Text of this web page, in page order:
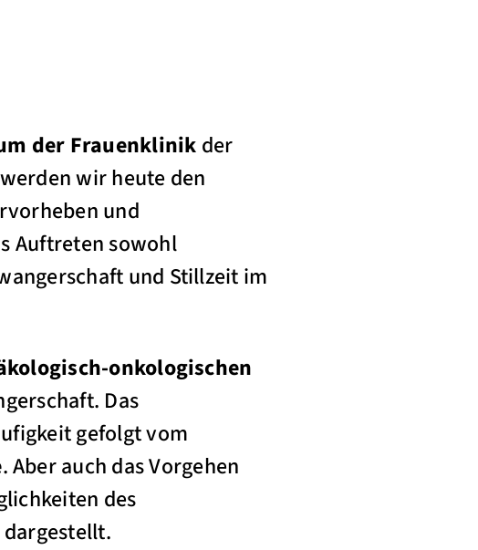
der Frauenklinik der
wir heute den
und
Auftreten sowohl
und Stillzeit im
onkologischen
Das
gefolgt vom
. Aber auch das Vorgehen
des